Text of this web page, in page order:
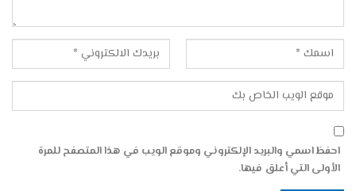
احفظ اسمي والبريد الإلكتروني وموقع الويب في هذا المتصفح للمرة
الأولى التي أعلق فيها.